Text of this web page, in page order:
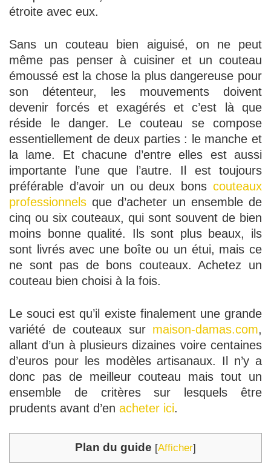
étroite avec eux.
Sans un couteau bien aiguisé, on ne peut
même pas penser à cuisiner et un couteau
émoussé est la chose la plus dangereuse pour
son détenteur, les mouvements doivent
devenir forcés et exagérés et c’est là que
réside le danger. Le couteau se compose
essentiellement de deux parties : le manche et
la lame. Et chacune d’entre elles est aussi
importante l’une que l’autre. Il est toujours
préférable d’avoir un ou deux bons couteaux
professionnels que d’acheter un ensemble de
cinq ou six couteaux, qui sont souvent de bien
moins bonne qualité. Ils sont plus beaux, ils
sont livrés avec une boîte ou un étui, mais ce
ne sont pas de bons couteaux. Achetez un
couteau bien choisi à la fois.
Le souci est qu’il existe finalement une grande
variété de couteaux sur maison-damas.com,
allant d’un à plusieurs dizaines voire centaines
d’euros pour les modèles artisanaux. Il n’y a
donc pas de meilleur couteau mais tout un
ensemble de critères sur lesquels être
prudents avant d’en acheter ici.
Plan du guide [Afficher]